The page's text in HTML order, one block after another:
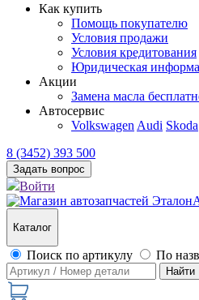
Как купить
Помощь покупателю
Условия продажи
Условия кредитования
Юридическая
Акции
Замена масла
Автосервис
Volkswagen Audi Skoda
8 (3452) 393 500
Задать вопрос
Войти
Каталог
Поиск по артикулу По
Найти